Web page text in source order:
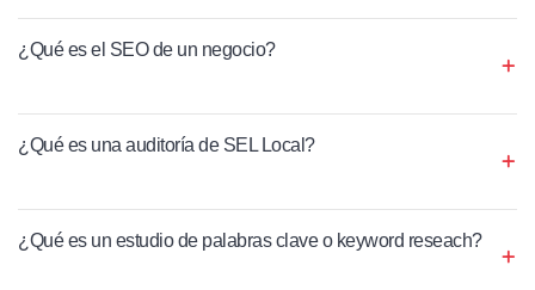
¿Qué es el SEO de un negocio?
¿Qué es una auditoría de SEL Local?
¿Qué es un estudio de palabras clave o keyword reseach?